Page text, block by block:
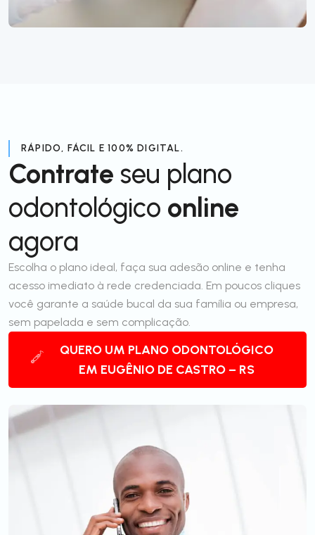
RÁPIDO, FÁCIL E 100% DIGITAL.
Contrate seu plano
odontológico online
agora
Escolha o plano ideal, faça sua adesão online e tenha
acesso imediato à rede credenciada. Em poucos cliques
você garante a saúde bucal da sua família ou empresa,
sem papelada e sem complicação.
QUERO UM PLANO ODONTOLÓGICO
EM EUGÊNIO DE CASTRO – RS